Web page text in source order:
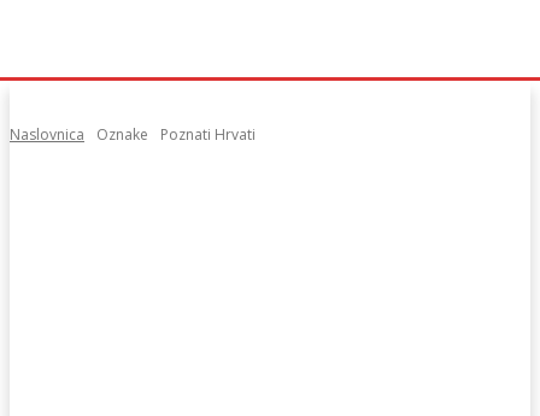
Naslovnica Oznake Poznati Hrvati